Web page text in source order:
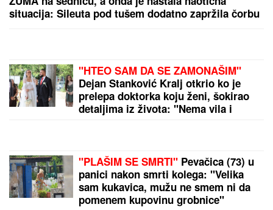
KIFLICE SA ŠUNKOM I FETOM:Mekane, mirisne i
neodoljive
JOŠ JEDNA DETONACIJA U BEOGRADU! Rakovica
se zatresla usred noći: Na licu mesta krater, policija
traga za počiniocem